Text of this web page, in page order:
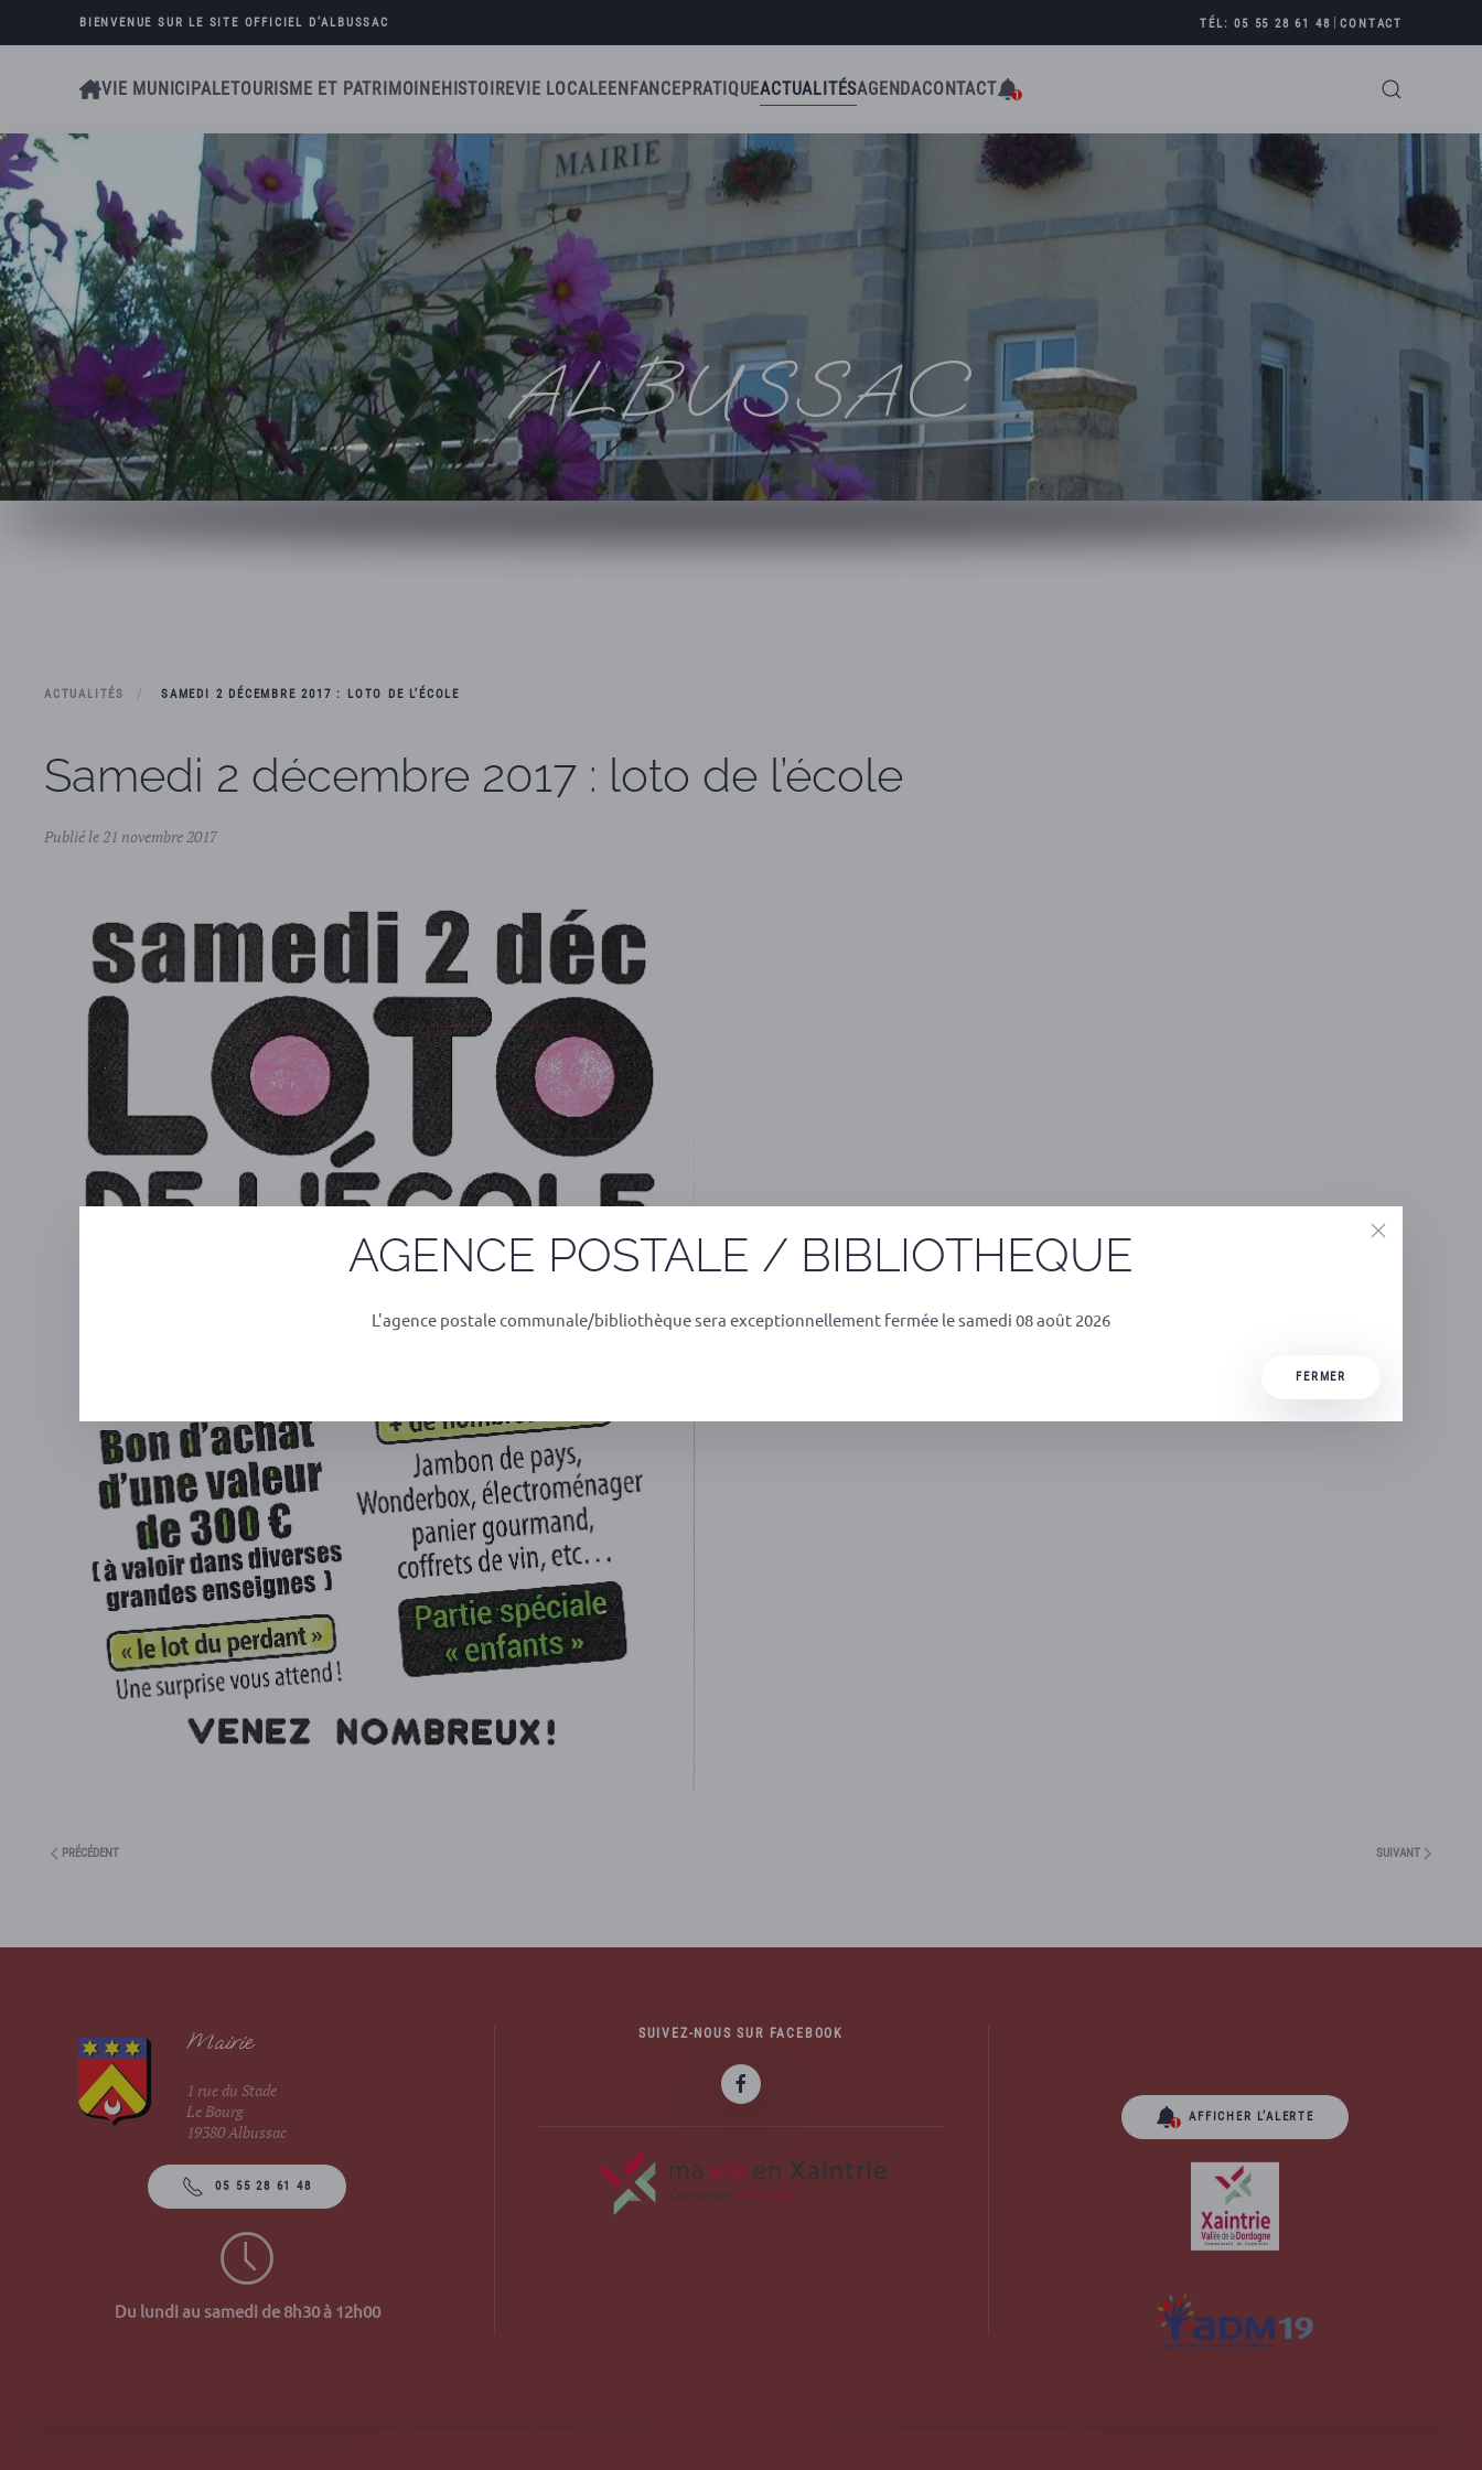
Skip to main content
BIENVENUE SUR LE SITE OFFICIEL D’ALBUSSAC TÉL: 05 55 28 61 48 |CONTACT
VIE MUNICIPALETOURISME ET PATRIMOINEHISTOIREVIE LOCALEENFANCEPRATIQUEACTUALITÉSAGENDACONTACT
ALBUSSAC
ACTUALITÉS SAMEDI 2 DÉCEMBRE 2017 : LOTO DE L’ÉCOLE
Samedi 2 décembre 2017 : loto de l’école
Publié le 21 novembre 2017
PRÉCÉDENT SUIVANT
Mairie
1 rue du Stade
Le Bourg
19380 Albussac
05 55 28 61 48
Du lundi au samedi de 8h30 à 12h00
SUIVEZ-NOUS SUR FACEBOOK
AFFICHER L’ALERTE
AGENCE POSTALE / BIBLIOTHEQUE
L'agence postale communale/bibliothèque sera exceptionnellement fermée le samedi 08 août 2026
FERMER